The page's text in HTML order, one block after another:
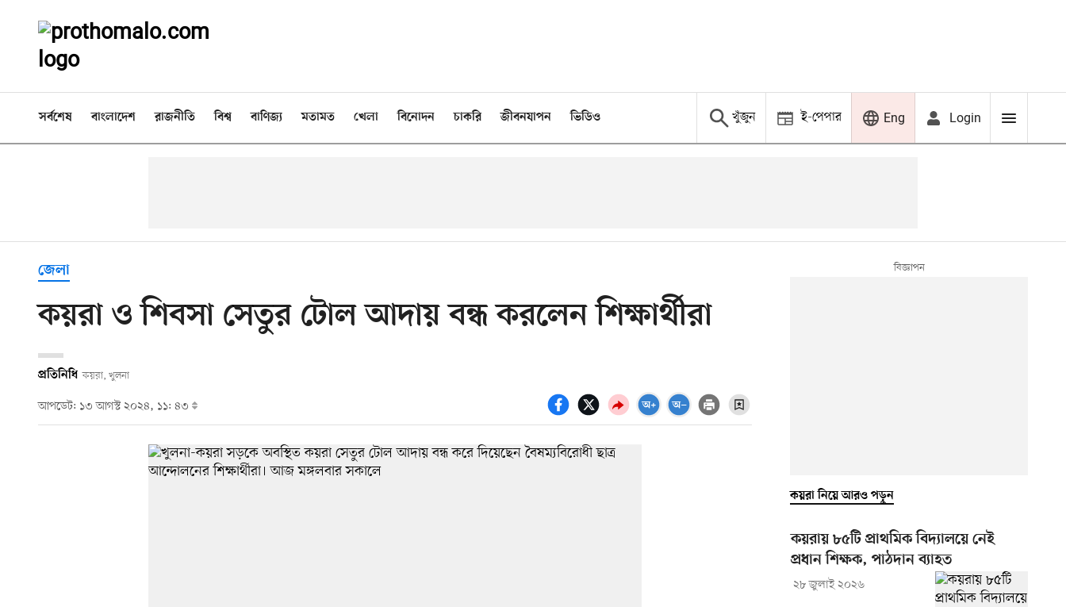
সর্বশেষ বাংলাদেশ রাজনীতি বিশ্ব বাণিজ্য মতামত খেলা বিনোদন চাকরি জীবনযাপন ভিডিও খুঁজুন ই-পেপার Eng Login
জেলা
কয়রা ও শিবসা সেতুর টোল আদায় বন্ধ করলেন শিক্ষার্থীরা
প্রতিনিধি কয়রা, খুলনা
আপডেট: ১৩ আগস্ট ২০২৪, ১১: ৪৩
কয়রা নিয়ে আরও পড়ুন
কয়রায় ৮৫টি প্রাথমিক বিদ্যালয়ে নেই
প্রধান শিক্ষক, পাঠদান ব্যাহত
২৮ জুলাই ২০২৬